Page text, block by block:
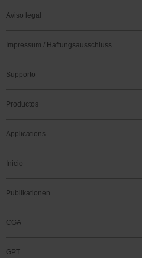
Aviso legal
Impressum / Haftungsausschluss
Supporto
Productos
Applications
Inicio
Publikationen
CGA
GPT